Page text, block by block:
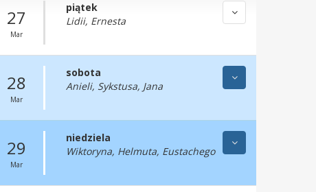
27
Mar
piątek
Lidii, Ernesta
28
Mar
sobota
Anieli, Sykstusa, Jana
29
Mar
niedziela
Wiktoryna, Helmuta, Eustachego